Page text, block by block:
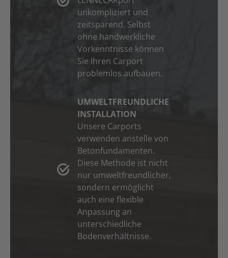
unkompliziert und
zeitsparend. Selbst
ohne handwerkliche
Vorkenntnisse können
Sie Ihren Carport
problemlos aufbauen.
UMWELTFREUNDLICHE
INSTALLATION
Unsere Carports
verwenden anstelle von
Betonfundamenten.
Diese Methode ist nicht
nur umweltfreundlicher,
sondern ermöglicht
auch eine flexible
Anpassung an
unterschiedliche
Bodenverhältnisse.